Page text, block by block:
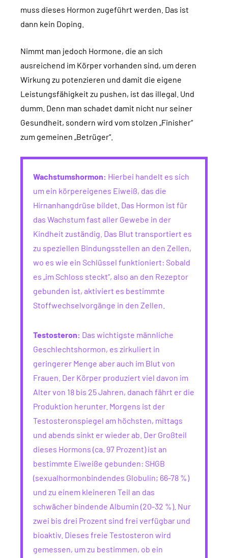
muss dieses Hormon zugeführt werden. Das ist
dann kein Doping.
Nimmt man jedoch Hormone, die an sich
ausreichend im Körper vorhanden sind, um deren
Wirkung zu potenzieren und damit die eigene
Leistungsfähigkeit zu pushen, ist das illegal. Und
dumm. Denn man schadet damit nicht nur seiner
Gesundheit, sondern wird vom stolzen „Finisher“
zum gemeinen „Betrüger“.
Wachstumshormon: Hierbei handelt es sich
um ein körpereigenes Eiweiß, das die
Hirnanhangdrüse bildet. Das Hormon ist für
das Wachstum fast aller Gewebe in der
Kindheit zuständig. Das Blut transportiert es
zu speziellen Bindungsstellen an den Zellen,
wo es wie ein Schlüssel funktioniert: Sobald
es „im Schloss steckt“, also an den Rezeptor
gebunden ist, aktiviert es bestimmte
Stoffwechselvorgänge in den Zellen.
Testosteron: Das wichtigste männliche
Geschlechtshormon, es zirkuliert in
geringerer Menge aber auch im Blut von
Frauen. Der Körper produziert viel davon im
Alter von 18 bis 25 Jahren, danach fährt er die
Produktion herunter. Morgens ist der
Testosteronspiegel am höchsten, mittags
und abends sinkt er wieder ab. Der Großteil
dieses Hormons (ca. 97 Prozent) ist an
bestimmte Eiweiße gebunden: SHGB
(sexualhormonbindendes Globulin; 66-78 %)
und zu einem kleineren Teil an das
schwächer bindende Albumin (20-32 %). Nur
zwei bis drei Prozent sind frei verfügbar und
bioaktiv. Dieses freie Testosteron wird
gemessen, um zu bestimmen, ob ein